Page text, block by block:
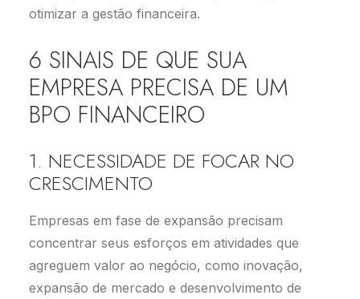
otimizar a gestão financeira.
6 SINAIS DE QUE SUA
EMPRESA PRECISA DE UM
BPO FINANCEIRO
1. NECESSIDADE DE FOCAR NO
CRESCIMENTO
Empresas em fase de expansão precisam
concentrar seus esforços em atividades que
agreguem valor ao negócio, como inovação,
expansão de mercado e desenvolvimento de